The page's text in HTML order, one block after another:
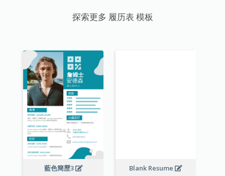
探索更多 履历表 模板
藍色簡歷3 Blank Resume